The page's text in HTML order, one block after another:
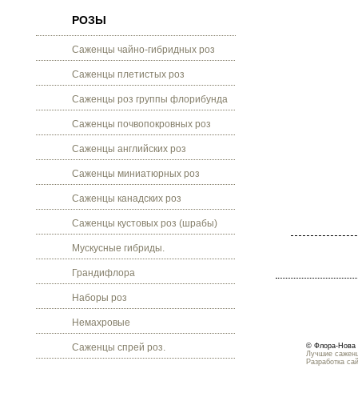
РОЗЫ
Саженцы чайно-гибридных роз
Саженцы плетистых роз
Саженцы роз группы флорибунда
Саженцы почвопокровных роз
Саженцы английских роз
Саженцы миниатюрных роз
Саженцы канадских роз
Саженцы кустовых роз (шрабы)
Мускусные гибриды.
Грандифлора
Наборы роз
Немахровые
Саженцы спрей роз.
© Флора-Нова
Лучшие
Разработка